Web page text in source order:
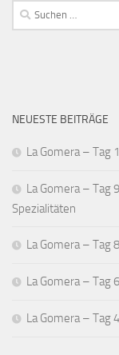
Suchen
nach:
NEUESTE BEITRÄGE
La Gomera – Tag
La Gomera – Tag
Spezialitäten
La Gomera – Tag
La Gomera – Tag
La Gomera – Tag